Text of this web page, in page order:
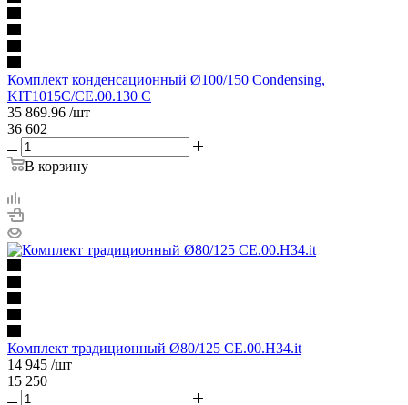
Комплект конденсационный Ø100/150 Condensing,
KIT1015C/CE.00.130 C
35 869.96 /шт
36 602
В корзину
Комплект традиционный Ø80/125 CE.00.H34.it
14 945 /шт
15 250